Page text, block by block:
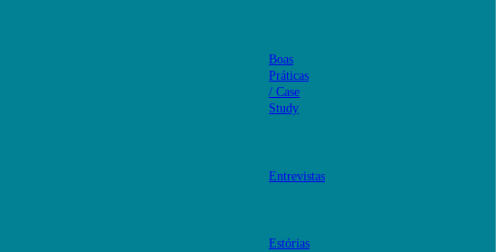
Boas
Práticas
/ Case
Study
Entrevistas
Estórias